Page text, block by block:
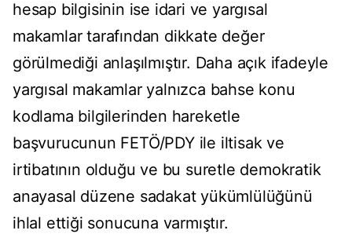
hesap bilgisinin ise idari ve yargısal
makamlar tarafından dikkate değer
görülmediği anlaşılmıştır. Daha açık ifadeyle
yargısal makamlar yalnızca bahse konu
kodlama bilgilerinden hareketle
başvurucunun FETÖ/PDY ile iltisak ve
irtibatının olduğu ve bu suretle demokratik
anayasal düzene sadakat yükümlülüğünü
ihlal ettiği sonucuna varmıştır.